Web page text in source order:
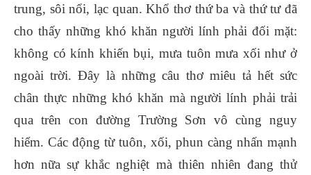
trung, sôi nổi, lạc quan. Khổ thơ thứ ba và thứ tư đã
cho thấy những khó khăn người lính phải đối mặt:
không có kính khiến bụi, mưa tuôn mưa xối như ở
ngoài trời. Đây là những câu thơ miêu tả hết sức
chân thực những khó khăn mà người lính phải trải
qua trên con đường Trường Sơn vô cùng nguy
hiểm. Các động từ tuôn, xối, phun càng nhấn mạnh
hơn nữa sự khắc nghiệt mà thiên nhiên đang thử